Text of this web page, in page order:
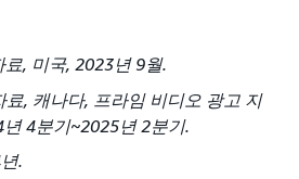
, 미국, 2023년 9월.
료, 캐나다, 프라임 비디오 광고 지
4분기~2025년 2분기.
.